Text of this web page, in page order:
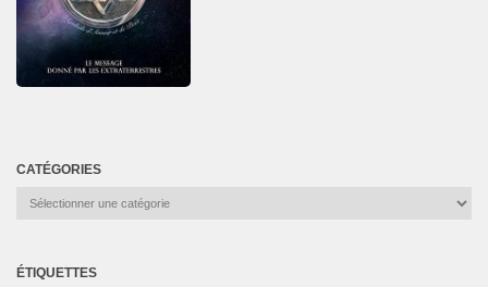
CATÉGORIES
Catégories
ÉTIQUETTES